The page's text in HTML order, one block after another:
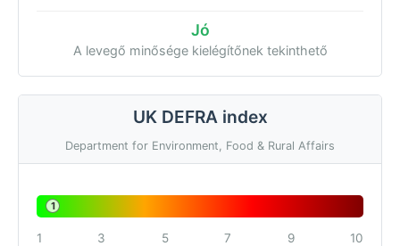
Jó
A levegő minősége kielégítőnek tekinthető
UK DEFRA index
Department for Environment, Food & Rural Affairs
1
1 3 5 7 9 10